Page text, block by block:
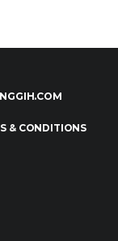
& CONDITIONS